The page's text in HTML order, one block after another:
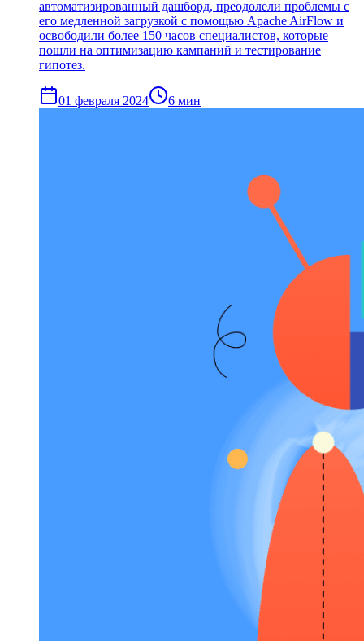
автоматизированный дашборд, преодолели проблемы с
его медленной загрузкой с помощью Apache AirFlow и
освободили более 150 часов специалистов, которые
пошли на оптимизацию кампаний и тестирование
гипотез.
01 февраля 2024 6 мин